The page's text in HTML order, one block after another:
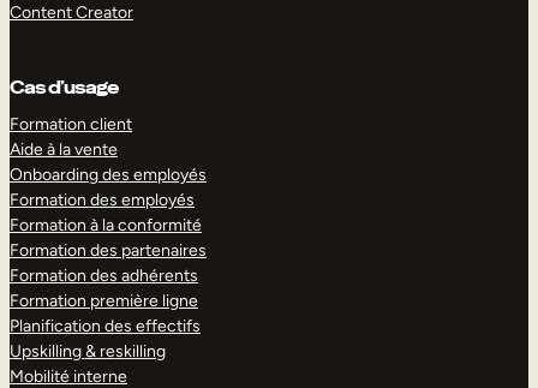
Content Creator
Cas d’usage
Formation client
Aide à la vente
Onboarding des employés
Formation des employés
Formation à la conformité
Formation des partenaires
Formation des adhérents
Formation première ligne
Planification des effectifs
Upskilling & reskilling
Mobilité interne